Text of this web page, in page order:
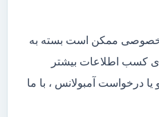
خصوصی ممکن است بسته به
کسب اطلاعات بیشتر
یا درخواست آمبولانس ، با ما